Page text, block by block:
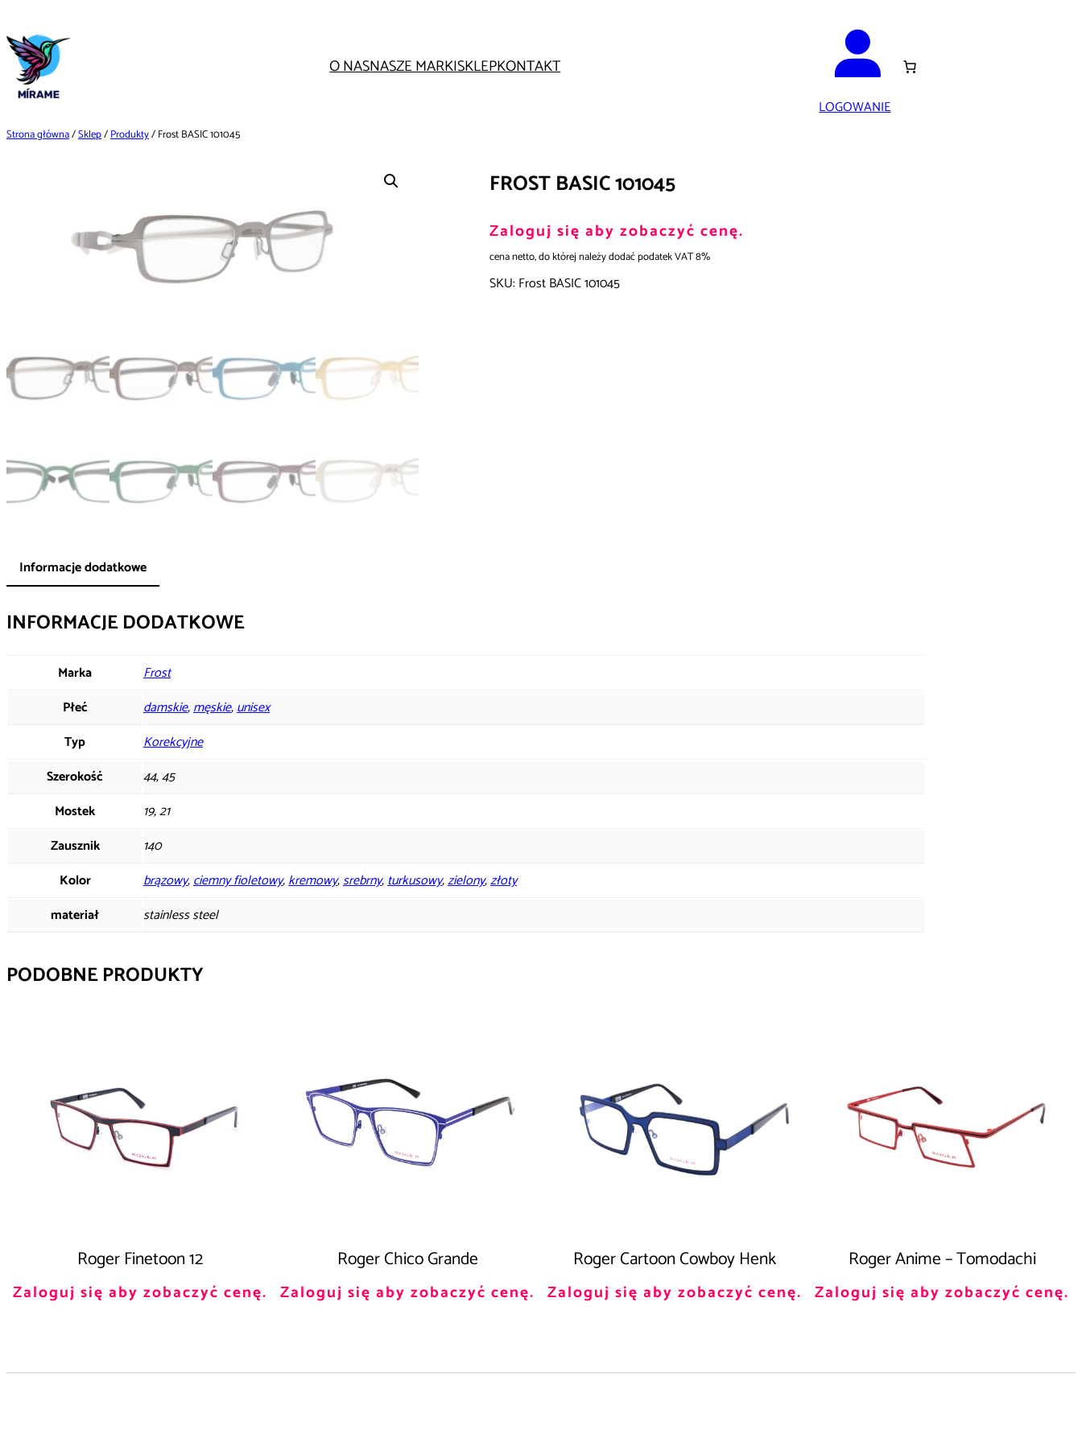
do
treści
O NASNASZE MARKISKLEPKONTAKT
LOGOWANIE
Strona główna/Sklep/Produkty/ Frost BASIC 101045
FROST BASIC 101045
Zaloguj się aby zobaczyć cenę.
cena netto, do której należy dodać podatek VAT 8%
SKU: Frost BASIC 101045
Informacje dodatkowe
INFORMACJE DODATKOWE
Marka
Frost
Płeć
damskie,męskie,unisex
Typ
Korekcyjne
Szerokość
44, 45
Mostek
19, 21
Zausznik
140
Kolor
brązowy,ciemny fioletowy,kremowy,srebrny,turkusowy,zielony,złoty
materiał
stainless steel
PODOBNE PRODUKTY
Roger Finetoon 12
Zaloguj się aby zobaczyć cenę.
Roger Chico Grande
Zaloguj się aby zobaczyć cenę.
Roger Cartoon Cowboy Henk
Zaloguj się aby zobaczyć cenę.
Roger Anime – Tomodachi
Zaloguj się aby zobaczyć cenę.